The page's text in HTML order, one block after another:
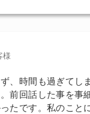
様
、時間も過ぎてし
前回話した事を事
たです。私のこと